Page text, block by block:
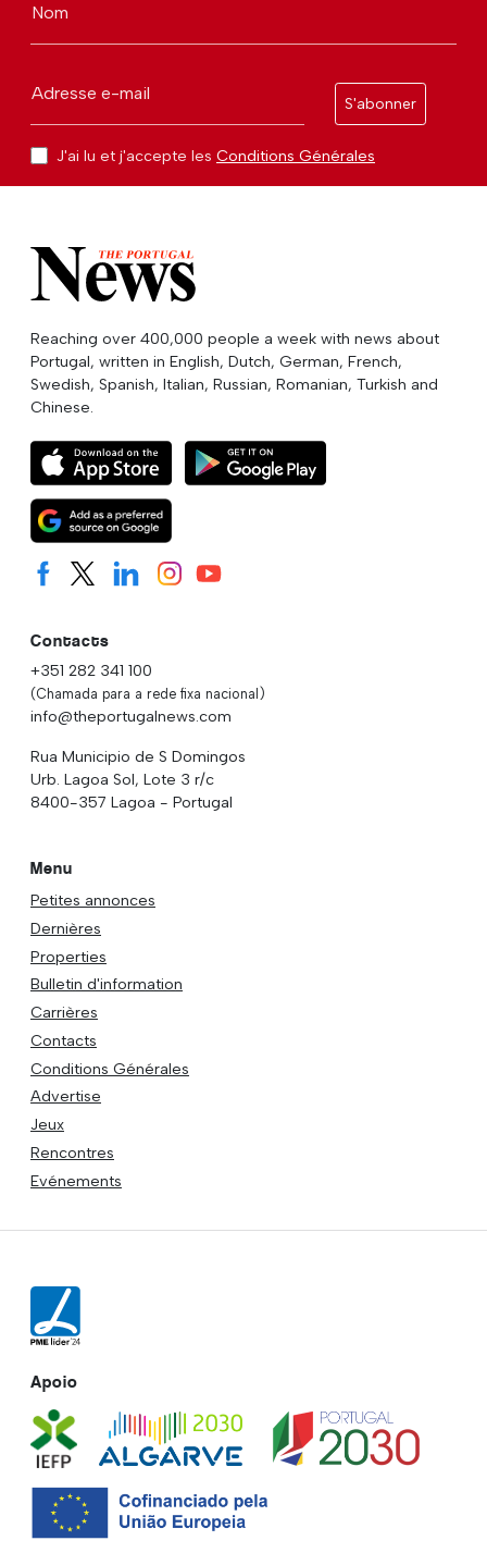
Nom
Adresse e-mail
S'abonner
J'ai lu et j'accepte les Conditions Générales
Reaching over 400,000 people a week with news about
Portugal, written in English, Dutch, German, French,
Swedish, Spanish, Italian, Russian, Romanian, Turkish and
Chinese.
Contacts
+351 282 341 100
(Chamada para a rede fixa nacional)
info@theportugalnews.com
Rua Municipio de S Domingos
Urb. Lagoa Sol, Lote 3 r/c
8400-357 Lagoa - Portugal
Menu
Petites annonces
Dernières
Properties
Bulletin d'information
Carrières
Contacts
Conditions Générales
Advertise
Jeux
Rencontres
Evénements
Apoio